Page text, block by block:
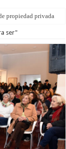
propiedad privada
y adolescentes que
ser"